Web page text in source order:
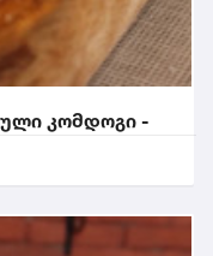
კომდოგი -